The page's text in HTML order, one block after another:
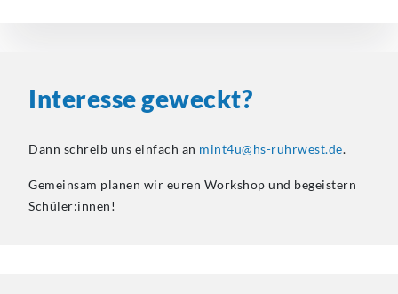
Interesse geweckt?
Dann schreib uns einfach an mint4u@hs-ruhrwest.de.
Gemeinsam planen wir euren Workshop und begeistern
Schüler:innen!